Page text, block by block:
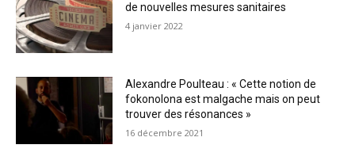
de nouvelles mesures sanitaires
4 janvier 2022
Alexandre Poulteau : « Cette notion de
fokonolona est malgache mais on peut
trouver des résonances »
16 décembre 2021